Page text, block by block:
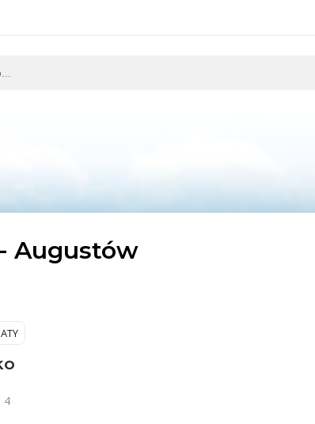
Augustów
4